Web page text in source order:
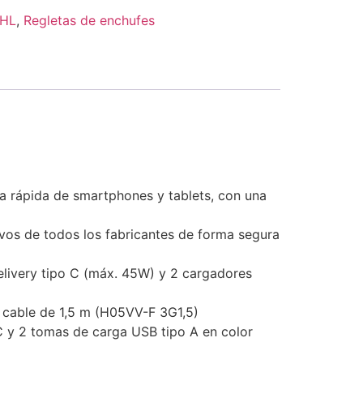
, Regletas de enchufes
rápida de smartphones y tablets, con una
de todos los fabricantes de forma segura
tipo C (máx. 45W) y 2 cargadores
de 1,5 m (H05VV-F 3G1,5)
y 2 tomas de carga USB tipo A en color